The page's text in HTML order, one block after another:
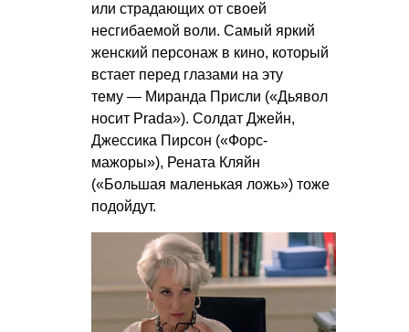
или страдающих от своей
несгибаемой воли. Самый яркий
женский персонаж в кино, который
встает перед глазами на эту
тему — Миранда Присли («Дьявол
носит Prada»). Солдат Джейн,
Джессика Пирсон («Форс-
мажоры»), Рената Кляйн
(«Большая маленькая ложь») тоже
подойдут.